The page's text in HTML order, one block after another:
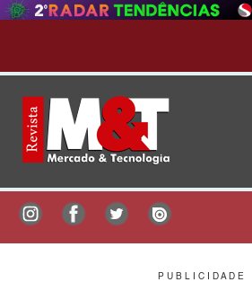
P U B L I C I D A D E